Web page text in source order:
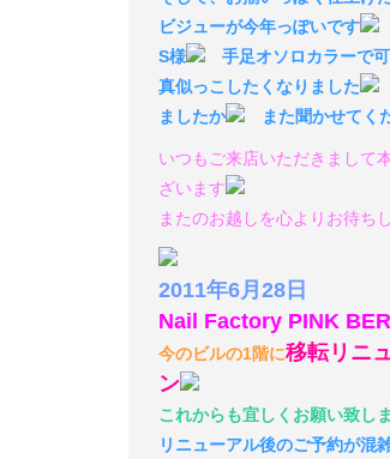
ビジューが今年っぽいです
S様
手足オソロカラーで
真似っこしたくなりました
ましたか
また聞かせてく
いつもご来店いただきまして
ざいます
またのお越しを心よりお待ち
2011年6月28日
Nail Factory PINK
今のビルの1階に移転リニ
ン
これからも宜しくお願い致し
リニューアル後のご予約が混